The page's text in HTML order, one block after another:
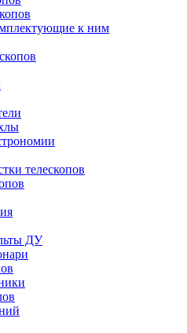
к ним
телескопов
ДУ